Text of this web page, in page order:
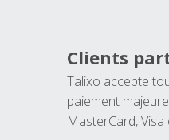
Clients
Talixo accepte
paiement
MasterCard,